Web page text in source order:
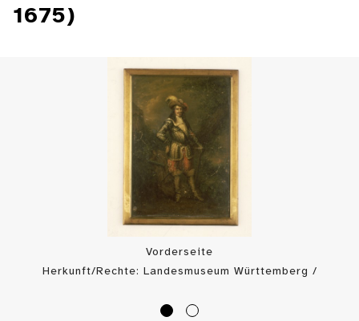
1675)
Vorderseite
Herkunft/Rechte: Landesmuseum Württemberg /
Public Domain Mark